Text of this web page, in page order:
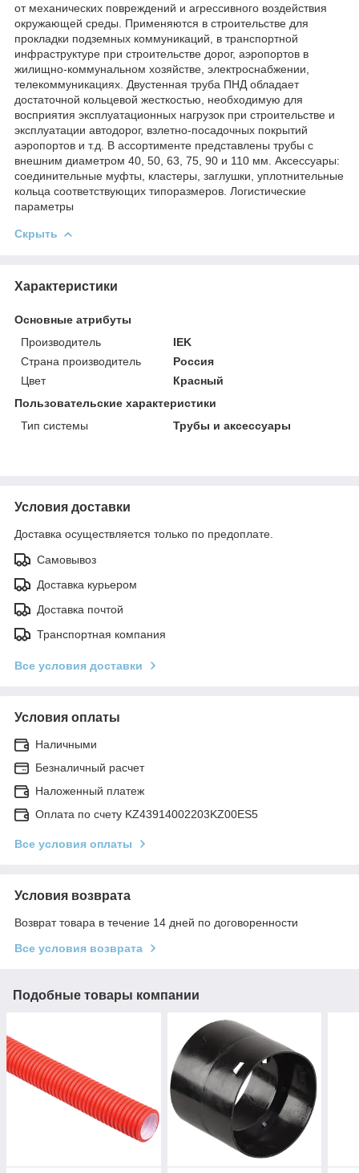
от механических повреждений и агрессивного воздействия
окружающей среды. Применяются в строительстве для
прокладки подземных коммуникаций, в транспортной
инфраструктуре при строительстве дорог, аэропортов в
жилищно-коммунальном хозяйстве, электроснабжении,
телекоммуникациях. Двустенная труба ПНД обладает
достаточной кольцевой жесткостью, необходимую для
восприятия эксплуатационных нагрузок при строительстве и
эксплуатации автодорог, взлетно-посадочных покрытий
аэропортов и т.д. В ассортименте представлены трубы с
внешним диаметром 40, 50, 63, 75, 90 и 110 мм. Аксессуары:
соединительные муфты, кластеры, заглушки, уплотнительные
кольца соответствующих типоразмеров. Логистические
параметры
Скрыть
Характеристики
Основные атрибуты
Производитель
IEK
Страна производитель
Россия
Цвет
Красный
Пользовательские характеристики
Тип системы
Трубы и аксессуары
Условия доставки
Доставка осуществляется только по предоплате.
Самовывоз
Доставка курьером
Доставка почтой
Транспортная компания
Все условия доставки
Условия оплаты
Наличными
Безналичный расчет
Наложенный платеж
Оплата по счету KZ43914002203KZ00ES5
Все условия оплаты
Условия возврата
Возврат товара в течение 14 дней по договоренности
Все условия возврата
Подобные товары компании